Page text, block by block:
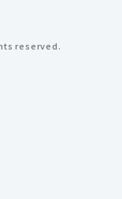
reserved.